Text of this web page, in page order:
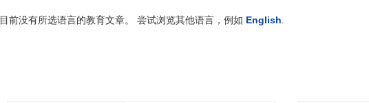
时滞后。
STABLECOIN JAPAN
目前没有所选语言的教育文章。 尝试浏览其他语言，例如 English